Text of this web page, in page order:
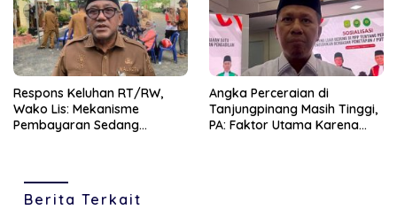
‎Respons Keluhan RT/RW,
Wako Lis: Mekanisme
Pembayaran Sedang
Angka Perceraian di
Tanjungpinang Masih Tinggi,
PA: Faktor Utama Karena
Berita Terkait